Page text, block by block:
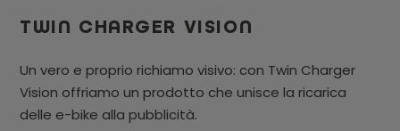
TWIN CHARGER VISION
Un vero e proprio richiamo visivo: con Twin Charger
Vision offriamo un prodotto che unisce la ricarica
delle e-bike alla pubblicità.